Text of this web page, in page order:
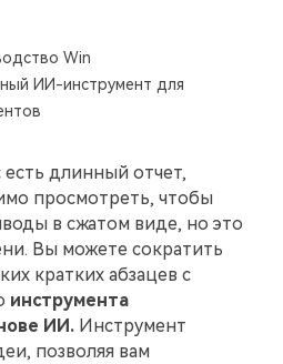
12умнее, быстрее,
инструментов: новый
с PDF еще удобнее.
из PDF
Win
ИИ-инструмент для
есть длинный отчет,
просмотреть, чтобы
в сжатом виде, но это
Вы можете сократить
кратких абзацев с
инструмента
ИИ. Инструмент
позволяя вам